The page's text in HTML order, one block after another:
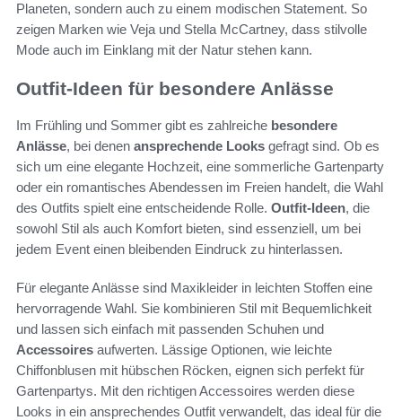
Planeten, sondern auch zu einem modischen Statement. So
zeigen Marken wie Veja und Stella McCartney, dass stilvolle
Mode auch im Einklang mit der Natur stehen kann.
Outfit-Ideen für besondere Anlässe
Im Frühling und Sommer gibt es zahlreiche besondere
Anlässe, bei denen ansprechende Looks gefragt sind. Ob es
sich um eine elegante Hochzeit, eine sommerliche Gartenparty
oder ein romantisches Abendessen im Freien handelt, die Wahl
des Outfits spielt eine entscheidende Rolle. Outfit-Ideen, die
sowohl Stil als auch Komfort bieten, sind essenziell, um bei
jedem Event einen bleibenden Eindruck zu hinterlassen.
Für elegante Anlässe sind Maxikleider in leichten Stoffen eine
hervorragende Wahl. Sie kombinieren Stil mit Bequemlichkeit
und lassen sich einfach mit passenden Schuhen und
Accessoires aufwerten. Lässige Optionen, wie leichte
Chiffonblusen mit hübschen Röcken, eignen sich perfekt für
Gartenpartys. Mit den richtigen Accessoires werden diese
Looks in ein ansprechendes Outfit verwandelt, das ideal für die